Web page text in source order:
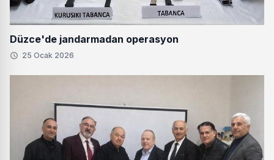
Düzce'de jandarmadan operasyon
25 Ocak 2026